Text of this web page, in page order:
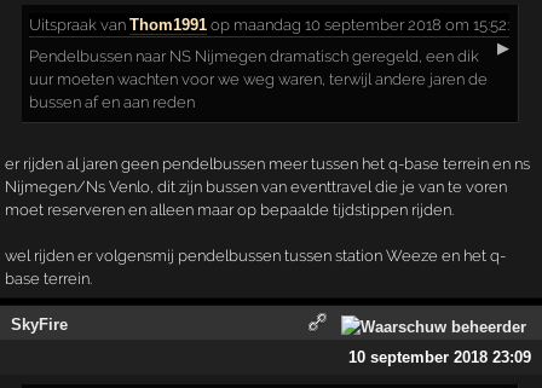
Uitspraak vanThom1991 op maandag 10 september 2018 om 15:52:
▶
Pendelbussen naar NS Nijmegen dramatisch geregeld, een dik
uur moeten wachten voor we weg waren, terwijl andere jaren de
bussen af en aan reden
er rijden al jaren geen pendelbussen meer tussen het q-base terrein en ns
Nijmegen/Ns Venlo, dit zijn bussen van eventtravel die je van te voren
moet reserveren en alleen maar op bepaalde tijdstippen rijden.
wel rijden er volgensmij pendelbussen tussen station Weeze en het q-
base terrein.
SkyFire
10 september 2018 23:09